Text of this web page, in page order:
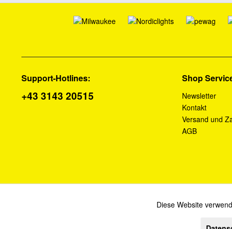
Support-Hotlines:
+43 3143 20515
Shop
Newsletter
Kontakt
Versand und
AGB
Diese Website